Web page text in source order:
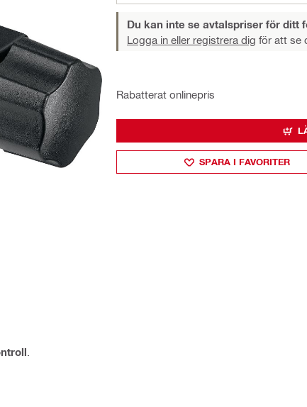
Du kan inte se avtalspriser för ditt
Logga in eller registrera dig för att se
Rabatterat onlinepris
SPARA I FAVORITER